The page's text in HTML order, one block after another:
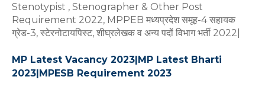
Stenotypist , Stenographer & Other Post
Requirement 2022, MPPEB मध्यप्रदेश समूह-4 सहायक
ग्रेड-3, स्टेरनोटायपिस्ट, शीघ्रलेखक व अन्य पदों विभाग भर्ती 2022|
MP Latest Vacancy 2023|MP Latest Bharti
2023|MPESB Requirement 2023